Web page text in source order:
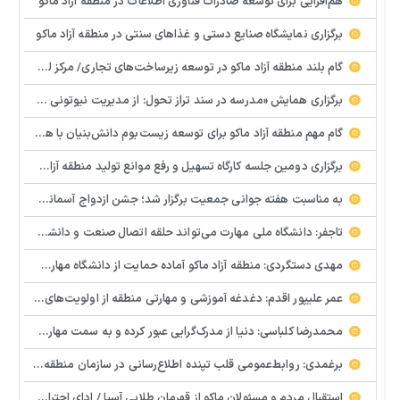
برگزاری نمایشگاه صنایع دستی و غذاهای سنتی در منطقه آزاد ماکو
گام بلند منطقه آزاد ماکو در توسعه زیرساخت‌های تجاری/ مرکز لجستیک مرزی بازرگان تصویب شد
️برگزاری همایش «مدرسه در سند تراز تحول: از مدیریت نیوتونی به رهبری کوانتومی» با مشارکت سازمان منطقه آزاد ماکو
گام مهم منطقه آزاد ماکو برای توسعه زیست‌بوم دانش‌بنیان با همکاری مرکز نوآوری و شتابدهنده‌های استارتاپ
برگزاری دومین جلسه کارگاه تسهیل و رفع موانع تولید منطقه آزاد ماکو
به مناسبت هفته جوانی جمعیت برگزار شد؛ جشن ازدواج آسمانی و ازدواج آسان در شهرستان پلدشت
تاجفر: دانشگاه ملی مهارت می‌تواند حلقه اتصال صنعت و دانشگاه باشد
مهدی دستگردی: منطقه آزاد ماکو آماده حمایت از دانشگاه مهارت‌محور است
عمر علیپور اقدم: دغدغه آموزشی و مهارتی منطقه از اولویت‌های اصلی ماست
محمدرضا کلباسی: دنیا از مدرک‌گرایی عبور کرده و به سمت مهارت حرکت می‌کند
برغمدی: روابط‌عمومی قلب تپنده اطلاع‌رسانی در سازمان منطقه آزاد ماکو است